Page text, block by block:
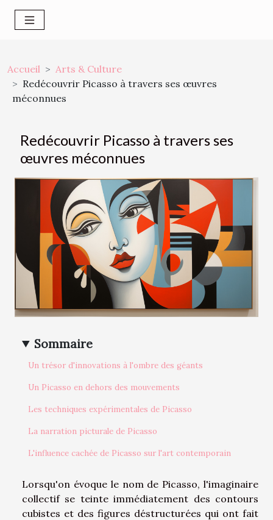
Accueil
Arts & Culture
Redécouvrir Picasso à travers ses œuvres
méconnues
Redécouvrir Picasso à travers ses
œuvres méconnues
Sommaire
Un trésor d'innovations à l'ombre des géants
Un Picasso en dehors des mouvements
Les techniques expérimentales de Picasso
La narration picturale de Picasso
L'influence cachée de Picasso sur l'art contemporain
Lorsqu'on évoque le nom de Picasso, l'imaginaire
collectif se teinte immédiatement des contours
cubistes et des figures déstructurées qui ont fait